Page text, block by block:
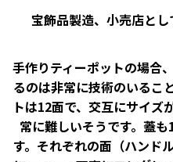
宝飾品製造、小売店とし
手作りティーポットの場合
るのは非常に技術のいるこ
トは12面で、交互にサイズ
常に難しいそうです。蓋
す。それぞれの面（ハンド